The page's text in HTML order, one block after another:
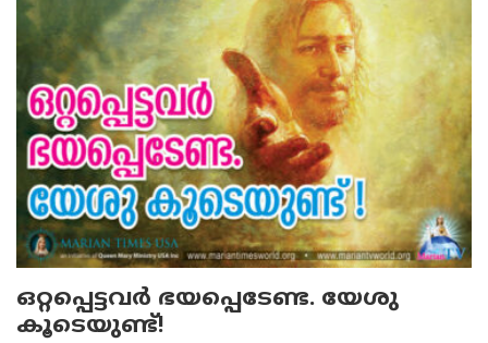
ഒറ്റപ്പെട്ടവര്‍ ഭയപ്പെടേണ്ട. യേശു
കൂടെയുണ്ട്!